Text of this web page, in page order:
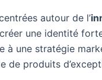
autour de l’
créer une identité
à une stratégie
de produits